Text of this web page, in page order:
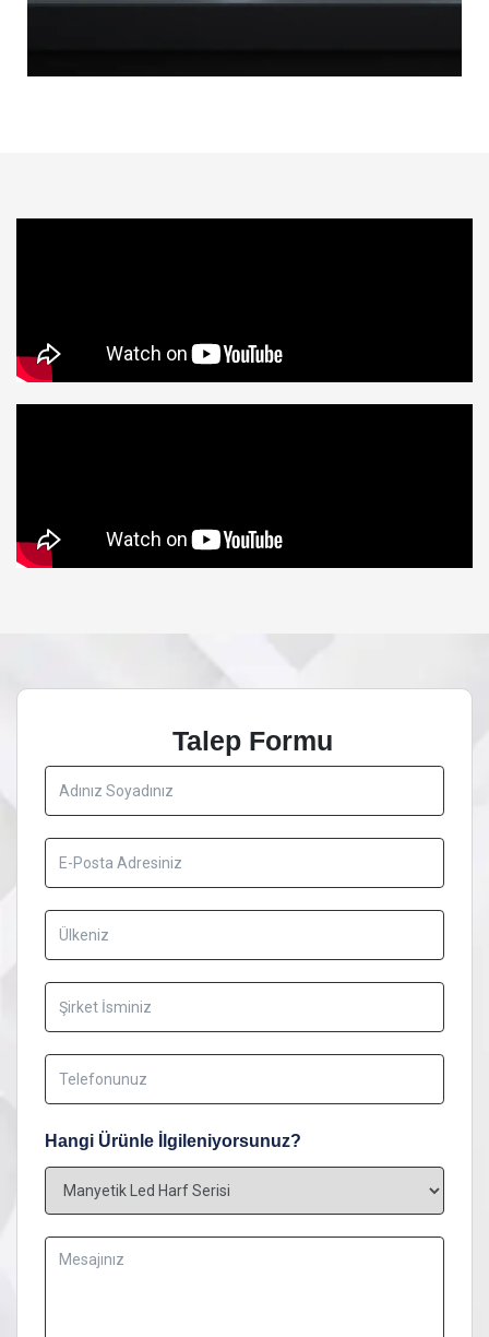
Talep Formu
Hangi Ürünle İlgileniyorsunuz?